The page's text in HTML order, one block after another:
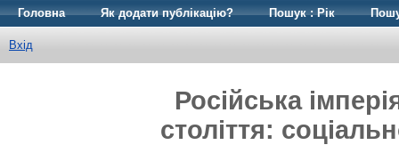
Головна Як додати публікацію? Пошук : Рік
Вхід
Російська
століття: